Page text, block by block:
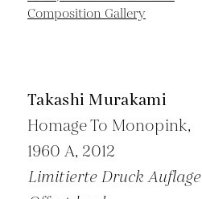
Takashi Murakami
Homage To Monopink,
1960 A, 2012
Limitierte Druck Auflage